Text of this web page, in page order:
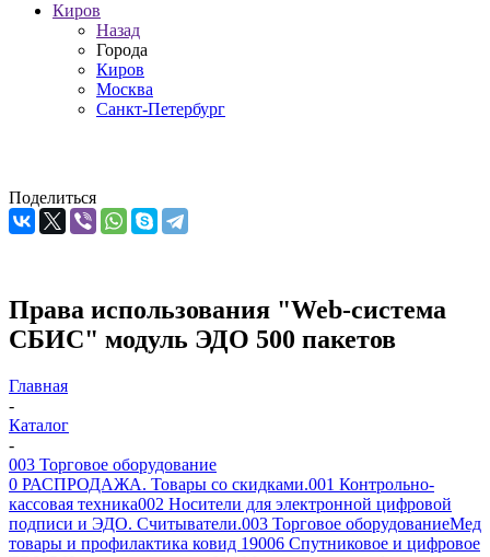
Киров
Назад
Города
Киров
Москва
Санкт-Петербург
Поделиться
Права использования "Web-система
СБИС" модуль ЭДО 500 пакетов
Главная
-
Каталог
-
003 Торговое оборудование
0 РАСПРОДАЖА. Товары со скидками.001 Контрольно-
кассовая техника002 Носители для электронной цифровой
подписи и ЭДО. Считыватели.003 Торговое оборудованиеМед
товары и профилактика ковид 19006 Спутниковое и цифровое